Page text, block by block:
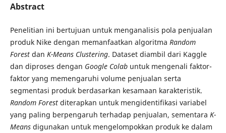
Abstract
Penelitian ini bertujuan untuk menganalisis pola penjualan
produk Nike dengan memanfaatkan algoritma Random
Forestdan K-Means Clustering. Dataset diambil dari Kaggle
dan diproses dengan Google Colabuntuk mengenali faktor-
faktor yang memengaruhi volume penjualan serta
segmentasi produk berdasarkan kesamaan karakteristik.
Random Forestditerapkan untuk mengidentifikasi variabel
yang paling berpengaruh terhadap penjualan, sementara K-
Means digunakan untuk mengelompokkan produk ke dalam